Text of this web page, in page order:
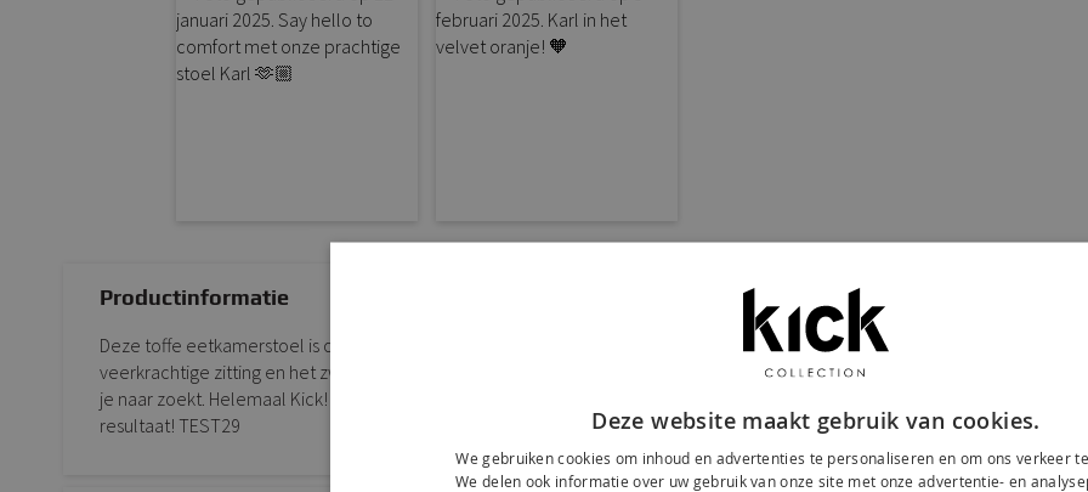
Productinformatie
Deze toffe eetkamerstoel is onze oude vertrouwde Karl in een velvet jasje. De combinatie van de
veerkrachtige zitting en het zwart metalen frame geven deze stoel het zitcomfort en de uitstraling waar
je naar zoekt. Helemaal Kick! Verkrijgbaar in meerdere kleuren dus mix and match voor het ultieme
resultaat! TEST29
Deze website maakt gebruik van cookies.
We gebruiken cookies om inhoud en advertenties te personaliseren en om ons verkeer
We delen ook informatie over uw gebruik van onze site met onze advertentie- en